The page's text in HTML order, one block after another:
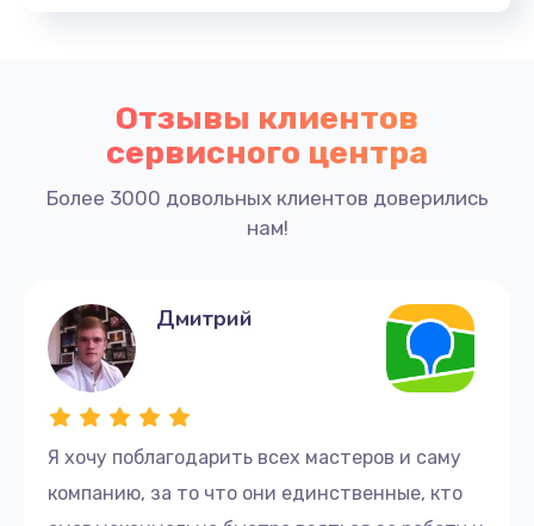
Отзывы клиентов
сервисного центра
Более 3000 довольных клиентов доверились
нам!
Я хочу поблагодарить всех мастеров и саму
компанию, за то что они единственные, кто
Дмитрий